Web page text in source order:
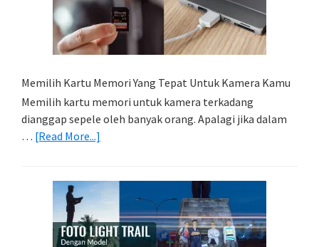
Memilih Kartu Memori Yang Tepat Untuk Kamera Kamu
Memilih kartu memori untuk kamera terkadang
dianggap sepele oleh banyak orang. Apalagi jika dalam
… [Read More...]
Memori
Tepat
Untuk